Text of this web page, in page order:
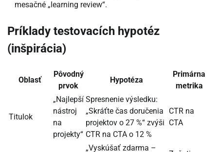
mesačné „learning review“.
Príklady testovacích hypotéz
(inšpirácia)
Oblasť
Pôvodný
prvok
Hypotéza
Primárna
metrika
Titulok
„Najlepší
nástroj
na
projekty“
Spresnenie výsledku:
„Skráťte čas doručenia
projektov o 27 %“ zvýši
CTR na CTA o 12 %
CTR na
CTA
„Vyskúšať zdarma –